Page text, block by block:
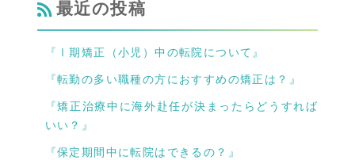
最近の投稿
『Ⅰ期矯正（小児）中の転院について』
『転勤の多い職種の方におすすめの矯正は？』
『矯正治療中に海外赴任が決まったらどうすれば
いい？』
『保定期間中に転院はできるの？』